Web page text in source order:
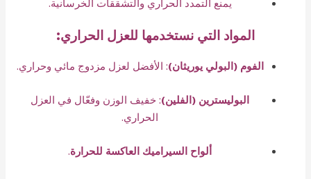
يمنع التمدد الحراري والتشققات الخرسانية.
المواد التي نستخدمها للعزل الحراري:
الفوم (البولي يوريثان): الأفضل لعزل مزدوج مائي وحراري.
البوليسترين (الفلين): خفيف الوزن وفعّال في العزل
الحراري.
ألواح السيراميك العاكسة للحرارة.